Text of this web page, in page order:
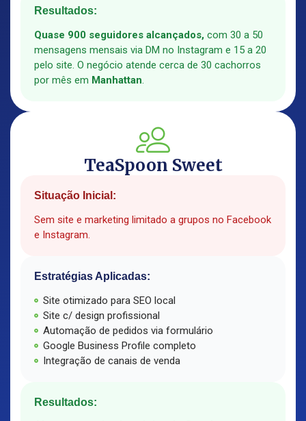
Resultados:
Quase 900 seguidores alcançados, com 30 a 50
mensagens mensais via DM no Instagram e 15 a 20
pelo site. O negócio atende cerca de 30 cachorros
por mês em Manhattan.
TeaSpoon Sweet
Situação Inicial:
Sem site e marketing limitado a grupos no Facebook
e Instagram.
Estratégias Aplicadas:
Site otimizado para SEO local
Site c/ design profissional
Automação de pedidos via formulário
Google Business Profile completo
Integração de canais de venda
Resultados: